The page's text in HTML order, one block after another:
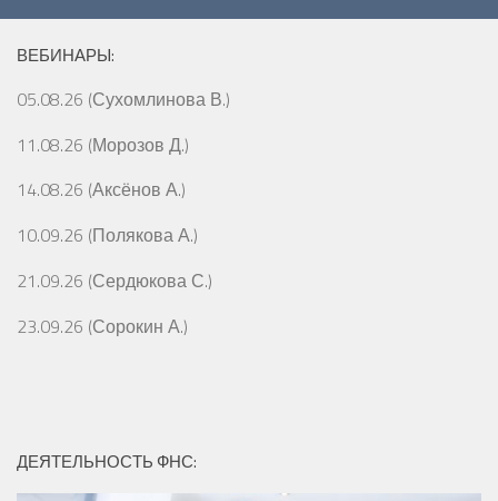
ВЕБИНАРЫ:
05.08.26 (Сухомлинова В.)
11.08.26 (Морозов Д.)
14.08.26 (Аксёнов А.)
10.09.26 (Полякова А.)
21.09.26 (Сердюкова С.)
23.09.26 (Сорокин А.)
ДЕЯТЕЛЬНОСТЬ ФНС: